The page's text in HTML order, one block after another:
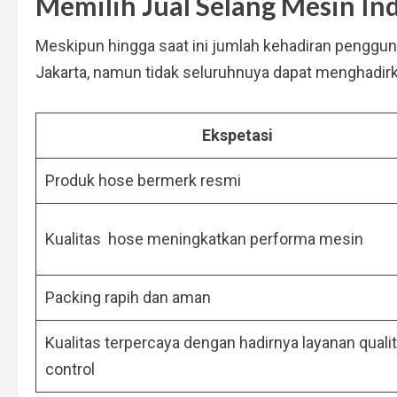
Meskipun hingga saat ini jumlah kehadiran
Jakarta, namun tidak seluruhnuya dapat
Ekspetasi
Produk hose bermerk resmi
Kualitas hose meningkatkan performa mesin
Packing rapih dan aman
Kualitas terpercaya dengan hadirnya layanan
control